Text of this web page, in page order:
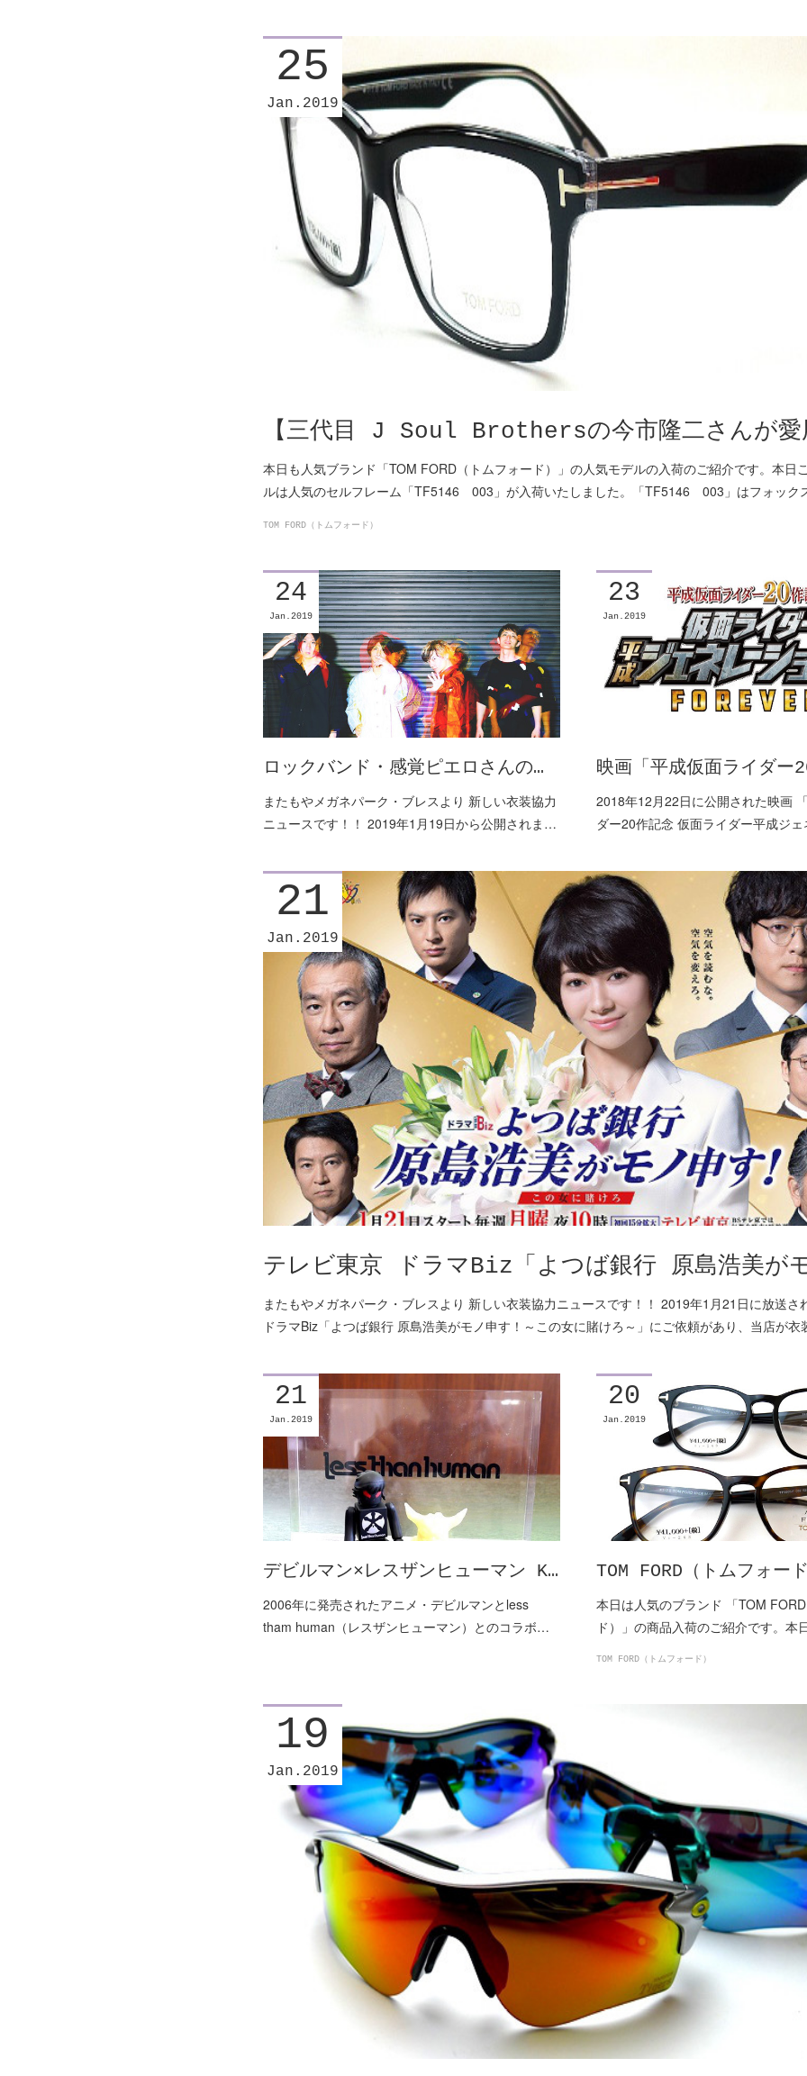
【三代目 J Soul Brothersの今市隆二さんが愛
本日も人気ブランド「TOM FORD（トムフォード）」の人気モデルの入荷のご紹介です。本日
ルは人気のセルフレーム「TF5146 003」が入荷いたしました。「TF5146 003」はフォック
25
Jan 2019
TOM FORD（トムフォード）
ロックバンド・感覚ピエロさんの…
またもやメガネパーク・ブレスより 新しい衣装協力
ニュースです！！ 2019年1月19日から公開されま…
24
Jan 2019
映画「平成仮面ライダー
2018年12月22日に公開された映画
ダー20作記念 仮面ライダー平成ジ
23
Jan 2019
テレビ東京 ドラマBiz「よつば銀行 原島浩美が
またもやメガネパーク・ブレスより 新しい衣装協力ニュースです！！ 2019年1月21日に放送さ
ドラマBiz「よつば銀行 原島浩美がモノ申す！～この女に賭けろ～」にご依頼があり、当店が
21
Jan 2019
デビルマン×レスザンヒューマン K…
2006年に発売されたアニメ・デビルマンとless
tham human（レスザンヒューマン）とのコラボ…
21
Jan 2019
TOM FORD（トムフォー
本日は人気のブランド 「TOM
ド）」の商品入荷のご紹介です。
20
Jan 2019
TOM FORD（トムフォード）
19
Jan 2019